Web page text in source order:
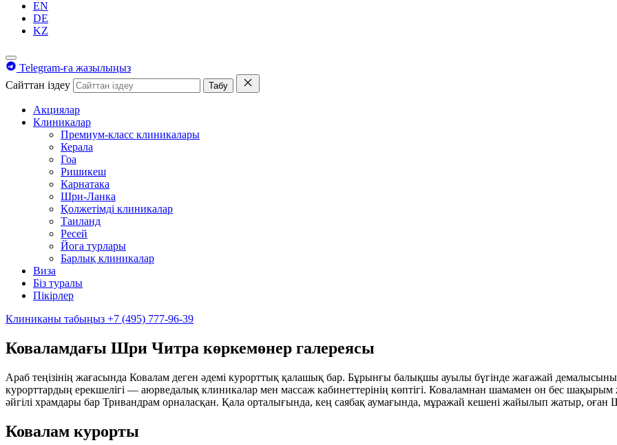
EN
DE
KZ
Telegram-ға жазылыңыз
Сайттан іздеу
Табу
Акциялар
Клиникалар
Премиум-класс клиникалары
Керала
Гоа
Ришикеш
Карнатака
Шри-Ланка
Қолжетімді клиникалар
Таиланд
Ресей
Йога турлары
Барлық клиникалар
Виза
Біз туралы
Пікірлер
Клиниканы табыңыз +7 (495) 777-96-39
Коваламдағы Шри Читра көркемөнер галереясы
Араб теңізінің жағасында Ковалам деген әдемі курорттық қалашық бар. Бұрынғы балықшы ауылы бүгінде жағажай демалысының
курорттардың ерекшелігі — аюрведалық клиникалар мен массаж кабинеттерінің көптігі. Коваламнан шамамен он бес
әйгілі храмдары бар Тривандрам орналасқан. Қала орталығында, кең саябақ аумағында, мұражай кешені жайылып жатыр, оған
Ковалам курорты